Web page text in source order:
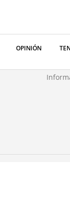
OPINIÓN